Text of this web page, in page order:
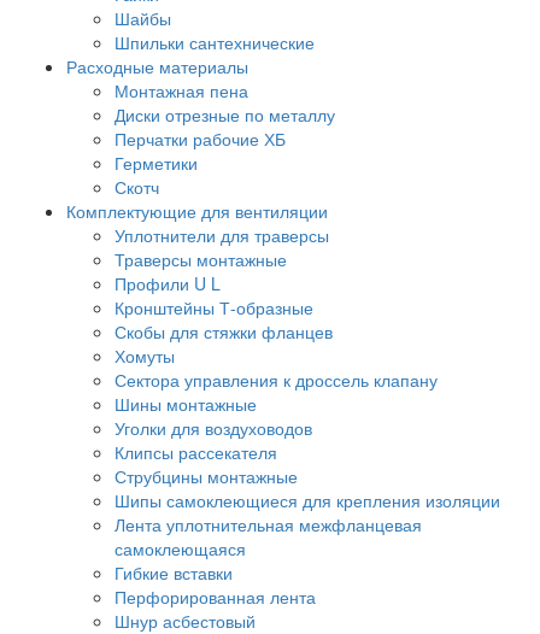
Шайбы
Шпильки сантехнические
Расходные материалы
Монтажная пена
Диски отрезные по металлу
Перчатки рабочие ХБ
Герметики
Скотч
Комплектующие для вентиляции
Уплотнители для траверсы
Траверсы монтажные
Профили U L
Кронштейны Т-образные
Скобы для стяжки фланцев
Хомуты
Сектора управления к дроссель клапану
Шины монтажные
Уголки для воздуховодов
Клипсы рассекателя
Струбцины монтажные
Шипы самоклеющиеся для крепления изоляции
Лента уплотнительная межфланцевая
самоклеющаяся
Гибкие вставки
Перфорированная лента
Шнур асбестовый